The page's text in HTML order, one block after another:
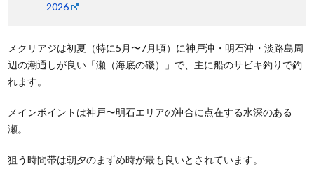
2026
メクリアジは初夏（特に5月〜7月頃）に神戸沖・明石沖・淡路島周
辺の潮通しが良い「瀬（海底の磯）」で、主に船のサビキ釣りで釣
れます。
メインポイントは神戸〜明石エリアの沖合に点在する水深のある
瀬。
狙う時間帯は朝夕のまずめ時が最も良いとされています。